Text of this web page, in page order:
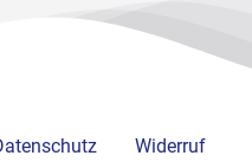
Widerruf